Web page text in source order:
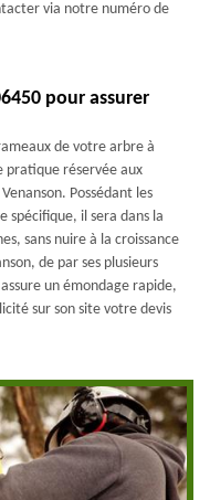
via notre numéro de
pour assurer
de votre arbre à
pratique réservée aux
Possédant les
spécifique, il sera dans la
sans nuire à la croissance
de par ses plusieurs
un émondage rapide,
sur son site votre devis